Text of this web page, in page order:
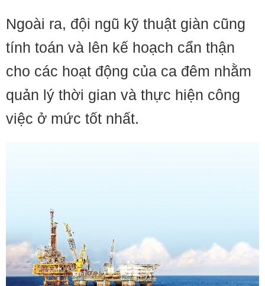
Ngoài ra, đội ngũ kỹ thuật giàn cũng
tính toán và lên kế hoạch cẩn thận
cho các hoạt động của ca đêm nhằm
quản lý thời gian và thực hiện công
việc ở mức tốt nhất.